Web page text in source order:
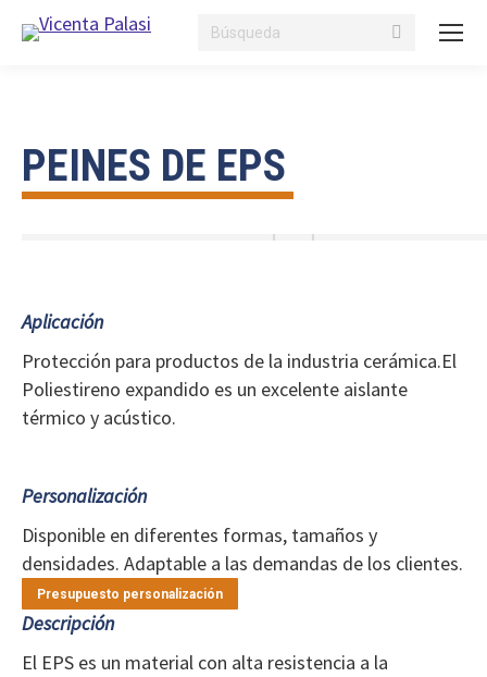
Buscar:
PEINES DE EPS
Aplicación
Protección para productos de la industria cerámica.El
Poliestireno expandido es un excelente aislante
térmico y acústico.
Personalización
Disponible en diferentes formas, tamaños y
densidades. Adaptable a las demandas de los clientes.
Presupuesto personalización
Descripción
El EPS es un material con alta resistencia a la